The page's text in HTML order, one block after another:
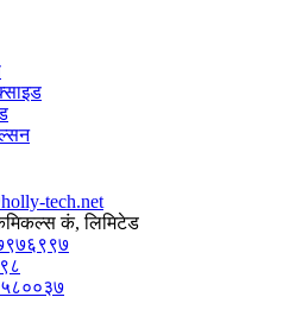
tech.net
कं, लिमिटेड